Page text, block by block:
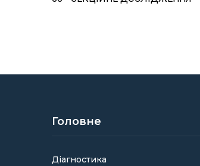
Головне
Діагностика